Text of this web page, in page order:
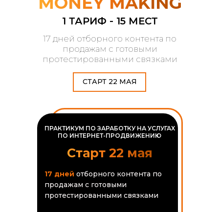
17 дней отборного контента по
продажам с готовыми
протестированными связками
СТАРТ 22 МАЯ
1 ТАРИФ - 15 МЕСТ
Старт 22 мая
17 дней отборного контента по
продажам с готовыми
протестированными связками
ПРАКТИКУМ ПО ЗАРАБОТКУ НА УСЛУГАХ
ПО ИНТЕРНЕТ-ПРОДВИЖЕНИЮ